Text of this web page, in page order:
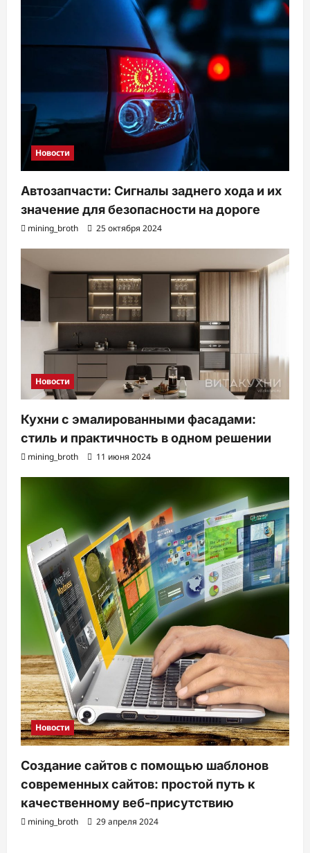
с
Новости
Автозапчасти: Сигналы заднего хода и их
значение для безопасности на дороге
mining_broth 25 октября 2024
Новости
Кухни с эмалированными фасадами:
стиль и практичность в одном решении
mining_broth 11 июня 2024
Новости
Создание сайтов с помощью шаблонов
современных сайтов: простой путь к
качественному веб-присутствию
mining_broth 29 апреля 2024